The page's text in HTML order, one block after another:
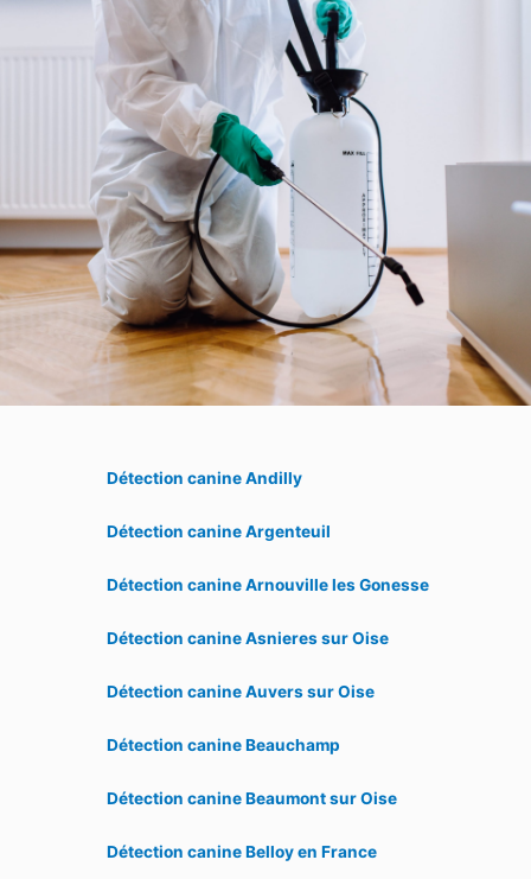
Détection canine Andilly
Détection canine Argenteuil
Détection canine Arnouville les Gonesse
Détection canine Asnieres sur Oise
Détection canine Auvers sur Oise
Détection canine Beauchamp
Détection canine Beaumont sur Oise
Détection canine Belloy en France